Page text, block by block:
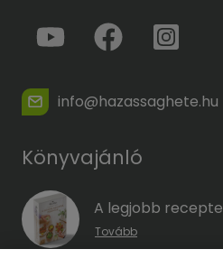
info@hazassaghete.hu
Könyvajánló
A legjobb
Tovább